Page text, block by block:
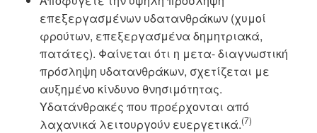
επεξεργασμένων υδατανθράκων (χυμοί
φρούτων, επεξεργασμένα δημητριακά,
πατάτες). Φαίνεται ότι η μετα- διαγνωστική
πρόσληψη υδατανθράκων, σχετίζεται με
αυξημένο κίνδυνο θνησιμότητας.
Υδατάνθρακές που προέρχονται από
λαχανικά λειτουργούν ευεργετικά.(7)